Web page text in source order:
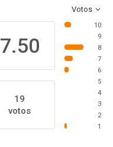
Votos
7.50
19
votos
10
9
8
7
6
5
4
3
2
1